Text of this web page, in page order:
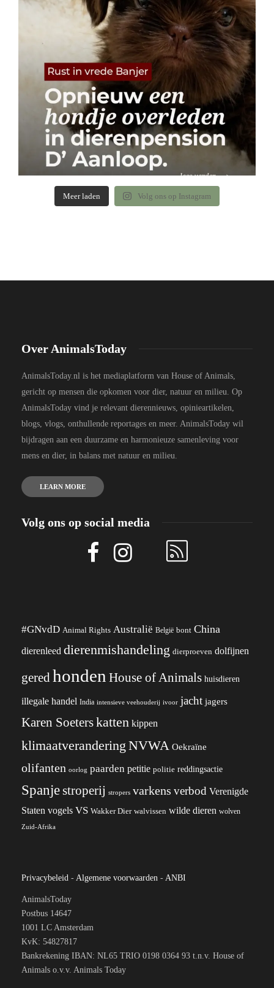
Meer laden Volg ons op Instagram
Over AnimalsToday
AnimalsToday.nl is het mediaplatform van House of Animals,
gericht op mensen die opkomen voor dier, natuur en milieu. Op
AnimalsToday vind je relevant dierennieuws, opinieartikelen,
blogs, vlogs, onthullende reportages en meer. AnimalsToday wil
bijdragen aan een duurzame en harmonieuze samenleving voor
mens en dier, in balans met natuur en milieu.
LEARN MORE
Volg ons op social media
#GNvdD Animal Rights Australië België bont China
dierenleed dierenmishandeling dierproeven dolfijnen
gered honden House of Animals huisdieren
illegale handel India intensieve veehouderij ivoor jacht jagers
Karen Soeterskatten kippen
klimaatverandering NVWA Oekraïne
olifanten oorlog paarden petitie politie reddingsactie
Spanjestroperij stropers varkens verbod Verenigde
Staten vogels VS Wakker Dier walvissen wilde dieren wolven
Zuid-Afrika
Privacybeleid - Algemene voorwaarden - ANBI
AnimalsToday
Postbus 14647
1001 LC Amsterdam
KvK: 54827817
Bankrekening IBAN: NL65 TRIO 0198 0364 93 t.n.v. House of
Animals o.v.v. Animals Today